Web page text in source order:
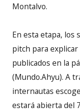
Montalvo.
En esta etapa, los
pitch para
publicados en la
(Mundo.Ahyu). A
internautas
estará abierta del